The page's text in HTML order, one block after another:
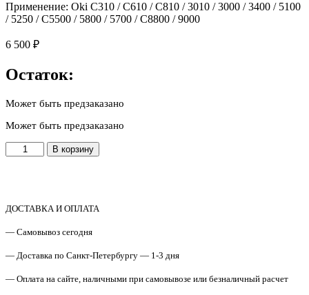
Применение: Oki C310 / C610 / С810 / 3010 / 3000 / 3400 / 5100
/ 5250 / С5500 / 5800 / 5700 / С8800 / 9000
6 500 ₽
Остаток:
Может быть предзаказано
Может быть предзаказано
Количество
товара
cyan
750г
В корзину
ДОСТАВКА И ОПЛАТА
— Самовывоз сегодня
— Доставка по Санкт-Петербургу — 1-3 дня
— Оплата на сайте, наличными при самовывозе или безналичный расчет